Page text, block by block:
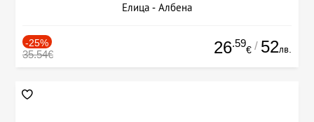
Елица - Албена
-25%
35.54€ 26.59
€ / 52лв.